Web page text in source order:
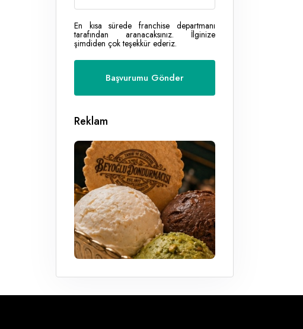
En kısa sürede franchise departmanı
tarafından aranacaksınız. İlginize
şimdiden çok teşekkür ederiz.
Reklam